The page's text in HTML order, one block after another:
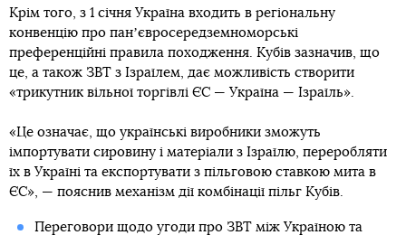
Крім того, з 1 січня Україна входить в регіональну
конвенцію про панʼєвросередземноморські
преференційні правила походження. Кубів зазначив, що
це, а також ЗВТ з Ізраїлем, дає можливість створити
«трикутник вільної торгівлі ЄС — Україна — Ізраїль».
«Це означає, що українські виробники зможуть
імпортувати сировину і матеріали з Ізраїлю, переробляти
їх в Україні та експортувати з пільговою ставкою мита в
ЄС», — пояснив механізм дії комбінації пільг Кубів.
Переговори щодо угоди про ЗВТ між Україною та